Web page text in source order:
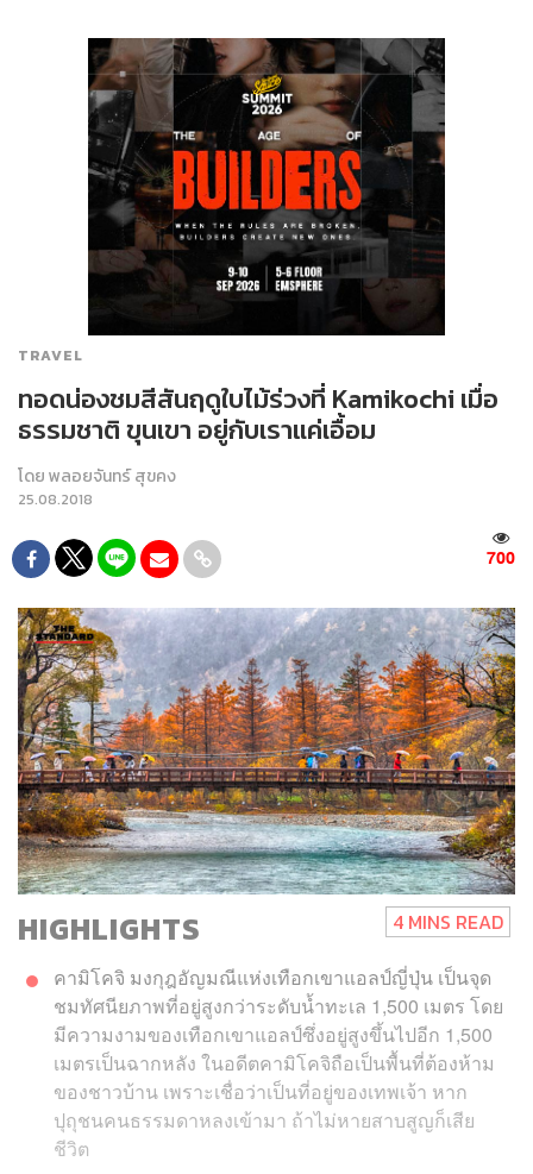
TRAVEL
ทอดน่องชมสีสันฤดูใบไม้ร่วงที่ Kamikochi เมื่อ
ธรรมชาติ ขุนเขา อยู่กับเราแค่เอื้อม
โดยพลอยจันทร์ สุขคง
25.08.2018
700
HIGHLIGHTS 4 MINS READ
คามิโคจิ มงกุฎอัญมณีแห่งเทือกเขาแอลป์ญี่ปุ่น เป็นจุด
ชมทัศนียภาพที่อยู่สูงกว่าระดับน้ำทะเล 1,500 เมตร โดย
มีความงามของเทือกเขาแอลป์ซึ่งอยู่สูงขึ้นไปอีก 1,500
เมตรเป็นฉากหลัง ในอดีตคามิโคจิถือเป็นพื้นที่ต้องห้าม
ของชาวบ้าน เพราะเชื่อว่าเป็นที่อยู่ของเทพเจ้า หาก
ปุถุชนคนธรรมดาหลงเข้ามา ถ้าไม่หายสาบสูญก็เสีย
ชีวิต